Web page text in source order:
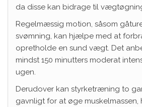
da disse kan bidrage til
Regelmæssig motion, såsom
svømning, kan hjælpe med at
opretholde en sund vægt. Det
mindst 150 minutters moderat
ugen.
Derudover kan styrketræning to
gavnligt for at øge muskelmassen,